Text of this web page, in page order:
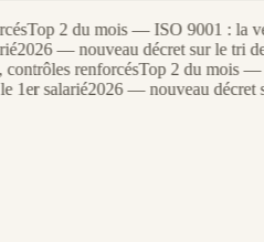
Top 2 du mois — ISO 9001 : la
— nouveau décret sur le tri des
renforcésTop 2 du mois —
salarié2026 — nouveau décret sur